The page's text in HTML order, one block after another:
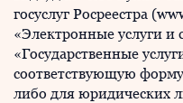
госуслуг Росреестра
«Электронные услуги и
«Государственные
соответствующую
либо для юридических